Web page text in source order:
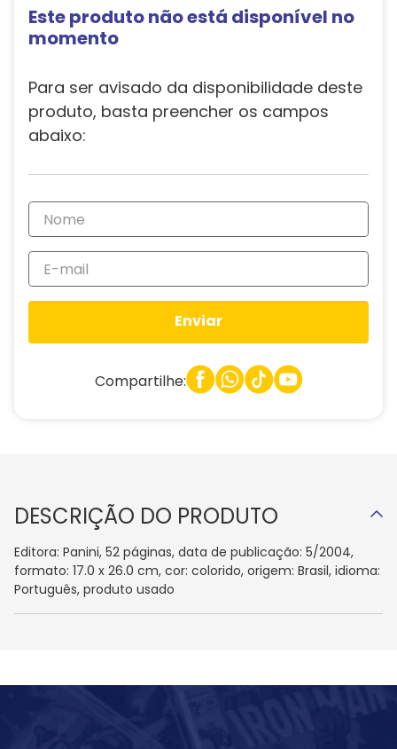
Este produto não está disponível no
momento
Para ser avisado da disponibilidade deste
produto, basta preencher os campos
abaixo:
Enviar
Compartilhe:
DESCRIÇÃO DO PRODUTO
Editora: Panini, 52 páginas, data de publicação: 5/2004,
formato: 17.0 x 26.0 cm, cor: colorido, origem: Brasil, idioma:
Português, produto usado